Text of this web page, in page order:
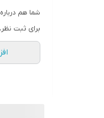
شما هم
برای ثبت